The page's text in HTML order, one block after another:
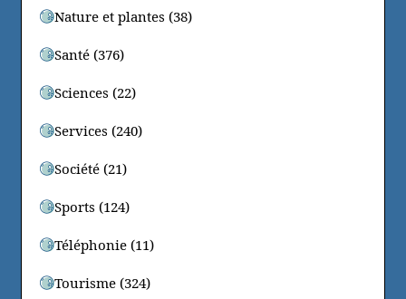
Nature et plantes (38)
Santé (376)
Sciences (22)
Services (240)
Société (21)
Sports (124)
Téléphonie (11)
Tourisme (324)